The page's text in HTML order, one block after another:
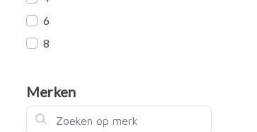
6
8
Merken
Zoeken op merk